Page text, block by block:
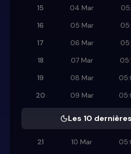
15
04 Mar
16
05 Mar
17
06 Mar
18
07 Mar
19
08 Mar
20
09 Mar
Les 10
21 10 Mar